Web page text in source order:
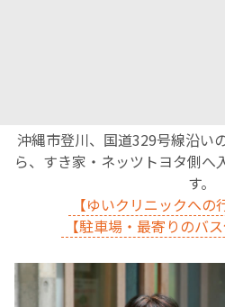
沖縄市登川、国道329号線沿い
ら、すき家・ネッツトヨタ側へ
す。
【ゆいクリニックへの
【駐車場・最寄りのバ